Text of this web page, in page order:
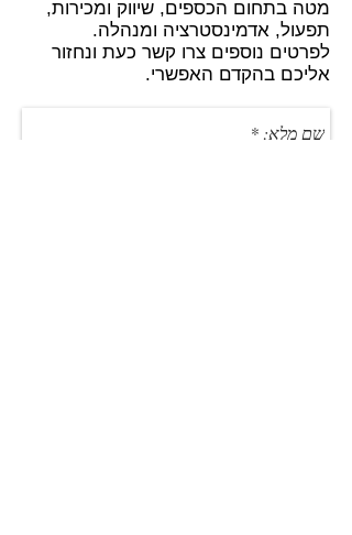
מטה בתחום הכספים, שיווק ומכירות,
תפעול, אדמינסטרציה ומנהלה.
לפרטים נוספים צרו קשר כעת ונחזור
אליכם בהקדם האפשרי.